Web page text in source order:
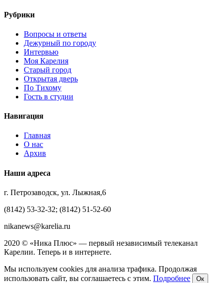
Рубрики
Вопросы и ответы
Дежурный по городу
Интервью
Моя Карелия
Старый город
Открытая дверь
По Тихому
Гость в студии
Навигация
Главная
О нас
Архив
Наши адреса
г. Петрозаводск, ул. Лыжная,6
(8142) 53-32-32; (8142) 51-52-60
nikanews@karelia.ru
2020 © «Ника Плюс» — первый независимый телеканал
Карелии. Теперь и в интернете.
Мы используем cookies для анализа трафика. Продолжая
использовать сайт, вы соглашаетесь с этим. Подробнее Ок